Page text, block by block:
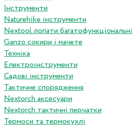
Інструменти
Naturehike інструменти
Nextool лопати багатофункціональні
Ganzo сокири і мачете
Техніка
Електроінструменти
Садові інструменти
Тактичне спорядження
Nextorch аксесуари
Nextorch тактичні перчатки
Термоси та термокухлі